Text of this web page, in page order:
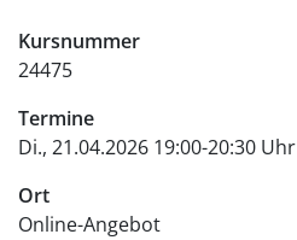
Kursnummer
24475
Termine
Di., 21.04.2026 19:00-20:30 Uhr
Ort
Online-Angebot